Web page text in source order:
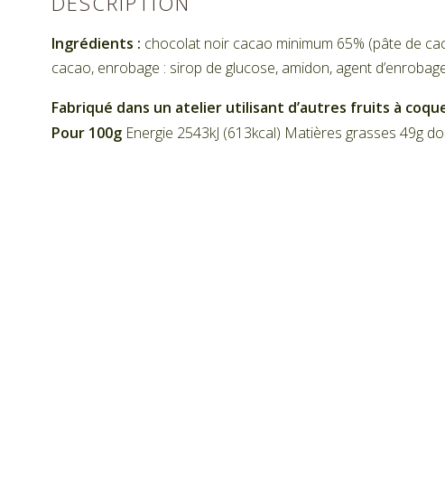
Ingrédients : chocolat noir cacao minimum 65% (pâte de
cacao, enrobage : sirop de glucose, amidon, agent
Fabriqué dans un atelier utilisant d’autres fruits à
Pour 100g Energie 2543kJ (613kcal) Matières grasses 49g